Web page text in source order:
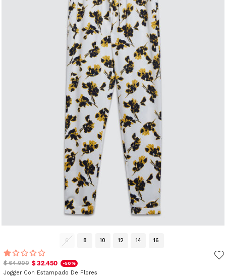
6 8 10 12 14 16
$ 64.900 $ 32.450 -50%
Jogger Con Estampado De Flores